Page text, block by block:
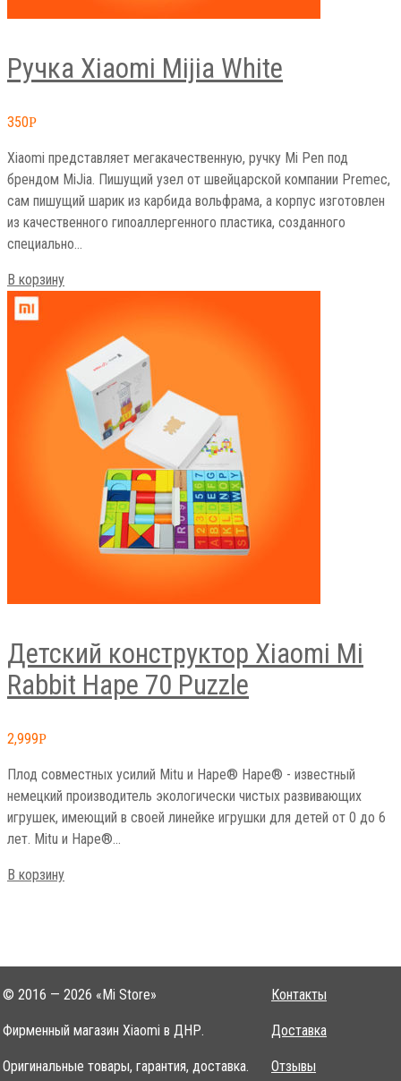
Ручка Xiaomi Mijia White
350Р
Xiaomi представляет мегакачественную, ручку Mi Pen под
брендом MiJia. Пишущий узел от швейцарской компании Premec,
сам пишущий шарик из карбида вольфрама, а корпус изготовлен
из качественного гипоаллергенного пластика, созданного
специально…
В корзину
Детский конструктор Xiaomi Mi
Rabbit Hape 70 Puzzle
2,999Р
Плод совместных усилий Mitu и Hape® Hape® - известный
немецкий производитель экологически чистых развивающих
игрушек, имеющий в своей линейке игрушки для детей от 0 до 6
лет. Mitu и Hape®…
В корзину
© 2016 — 2026 «Mi Store»
Фирменный магазин Xiaomi в ДНР.
Оригинальные товары, гарантия, доставка.
Контакты
Доставка
Отзывы